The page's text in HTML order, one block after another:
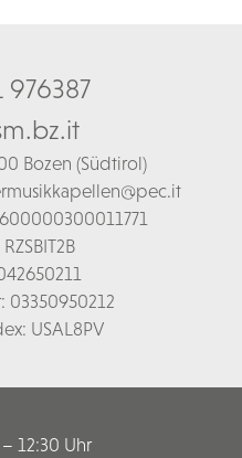
976387
Bozen (Südtirol)
03350950212
USAL8PV
12:30 Uhr